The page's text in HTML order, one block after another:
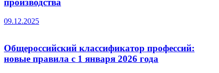
производства
09.12.2025
Общероссийский классификатор профессий:
новые правила с 1 января 2026 года